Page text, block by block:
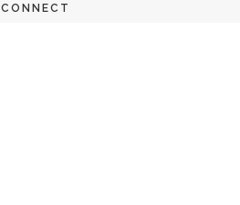
CONNECT